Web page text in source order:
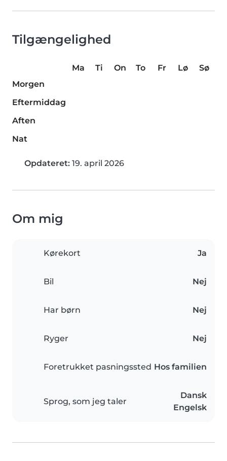
Tilgængelighed
Ma Ti On To Fr Lø
Sø
Morgen
Eftermiddag
Aften
Nat
Opdateret: 19. april 2026
Om mig
Kørekort Ja
Bil Nej
Har børn Nej
Ryger Nej
Foretrukket pasningssted Hos familien
Sprog, som jeg taler
Dansk
Engelsk